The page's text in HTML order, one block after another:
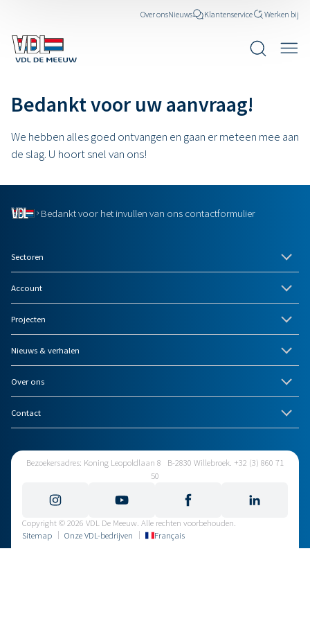
Over onsNieuws Klantenservice Werken bij
Bedankt voor uw aanvraag!
We hebben alles goed ontvangen en gaan er meteen mee aan
de slag. U hoort snel van ons!
Bedankt voor het invullen van ons contactformulier
Sectoren
Account
Projecten
Nieuws & verhalen
Over ons
Contact
Bezoekersadres: Koning Leopoldlaan 8 B-2830 Willebroek. +32 (3) 860 71
50
Copyright © 2026 VDL De Meeuw. Alle rechten voorbehouden.
Sitemap
Onze VDL-bedrijven Français